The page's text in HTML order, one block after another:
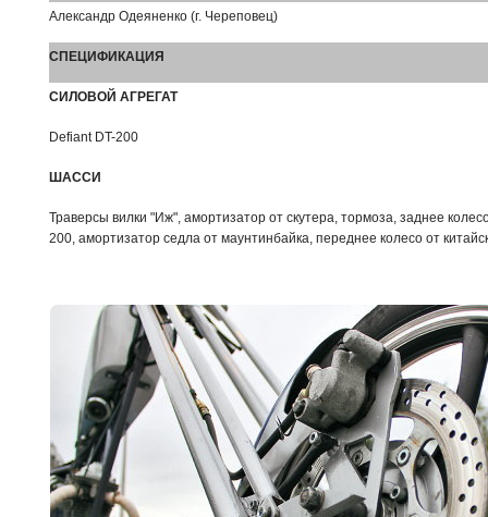
Александр Одеяненко (г. Череповец)
СПЕЦИФИКАЦИЯ
СИЛОВОЙ АГРЕГАТ
Defiant DT-200
ШАССИ
Траверсы вилки "Иж", амортизатор от скутера, тормоза, заднее
200, амортизатор седла от маунтинбайка, переднее колесо от